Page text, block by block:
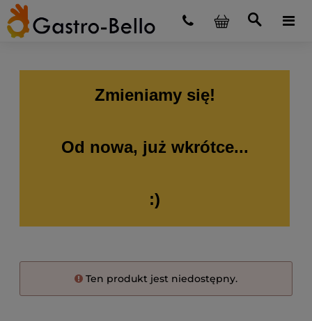
Zmieniamy się!
Od nowa, już wkrótce...
:)
Ten produkt jest niedostępny.